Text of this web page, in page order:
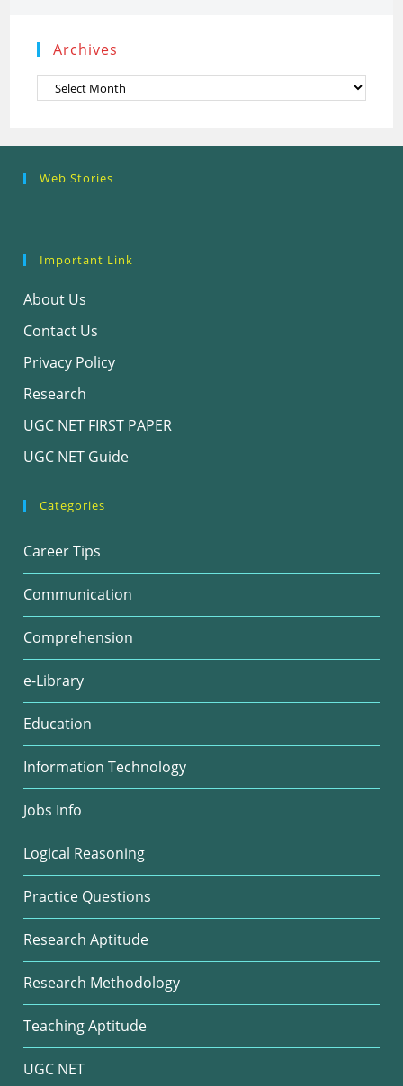
Archives
Archives
Web Stories
Ethics (शोध
Important Link
About Us
Contact Us
Privacy Policy
Research
UGC NET FIRST PAPER
UGC NET Guide
Categories
Career Tips
Communication
Comprehension
e-Library
Education
Information Technology
Jobs Info
Logical Reasoning
Practice Questions
Research Aptitude
Research Methodology
Teaching Aptitude
UGC NET